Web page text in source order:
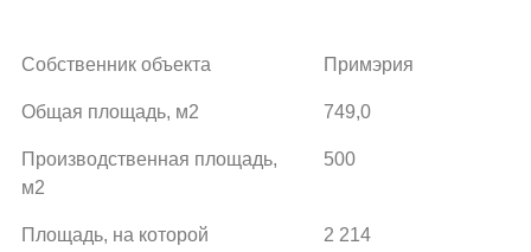
Собственник объекта Примэрия
Общая площадь, м2 749,0
Производственная площадь,
м2
500
Площадь, на которой
2 214